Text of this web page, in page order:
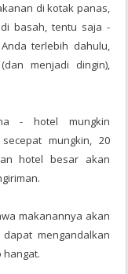
di kotak panas,
basah, tentu saja -
terlebih dahulu,
menjadi dingin),
- hotel mungkin
mungkin, 20
hotel besar akan
makanannya akan
mengandalkan
hangat.